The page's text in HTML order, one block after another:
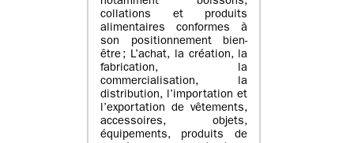
collations et produits
alimentaires conformes à
son positionnement bien-
être ; L’achat, la création, la
fabrication, la
commercialisation, la
distribution, l’importation et
l’exportation de vêtements,
accessoires, objets,
équipements, produits de